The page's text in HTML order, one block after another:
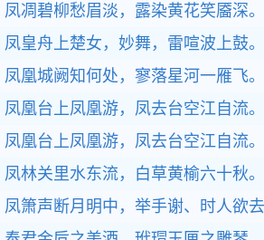
凤凋碧柳愁眉淡，露染黄花笑靥深。
凤皇舟上楚女，妙舞，雷喧波上鼓。
凤凰城阙知何处，寥落星河一雁飞。
凤凰台上凤凰游，凤去台空江自流。
凤凰台上凤凰游，凤去台空江自流。
凤林关里水东流，白草黄榆六十秋。
凤箫声断月明中，举手谢、时人欲去